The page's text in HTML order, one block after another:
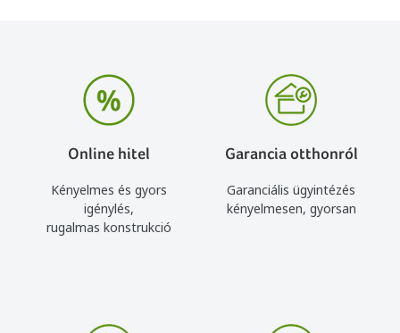
Online hitel
Kényelmes és gyors
igénylés,
rugalmas konstrukció
Garancia otthonról
Garanciális ügyintézés
kényelmesen, gyorsan